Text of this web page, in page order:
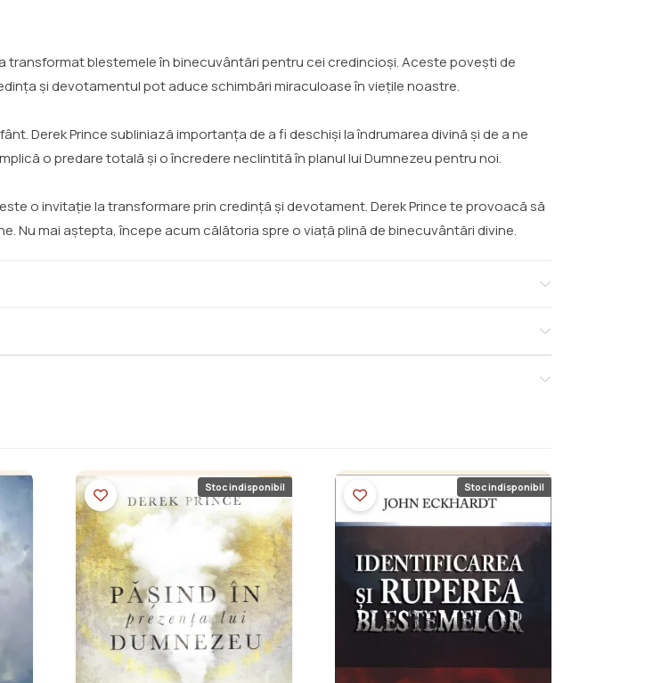
transformat blestemele în binecuvântări pentru cei credincioși. Aceste povești de
și devotamentul pot aduce schimbări miraculoase în viețile noastre.
Derek Prince subliniază importanța de a fi deschiși la îndrumarea divină și de a ne
o predare totală și o încredere neclintită în planul lui Dumnezeu pentru noi.
o invitație la transformare prin credință și devotament. Derek Prince te provoacă să
Nu mai aștepta, începe acum călătoria spre o viață plină de binecuvântări divine.
Stoc indisponibil Stoc indisponibil